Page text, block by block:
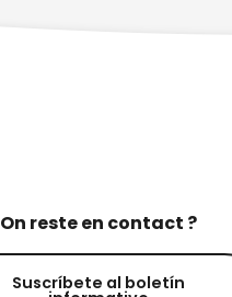
On reste en contact ?
Suscríbete al boletín